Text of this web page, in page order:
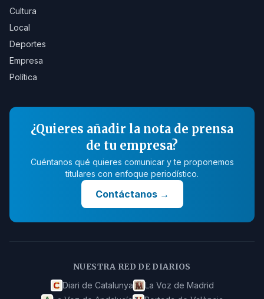
Cultura
Local
Deportes
Empresa
Política
¿Quieres añadir la nota de prensa
de tu empresa?
Cuéntanos qué quieres comunicar y te proponemos
titulares con enfoque periodístico.
Contáctanos→
NUESTRA RED DE DIARIOS
Diari de Catalunya
La Voz de Madrid